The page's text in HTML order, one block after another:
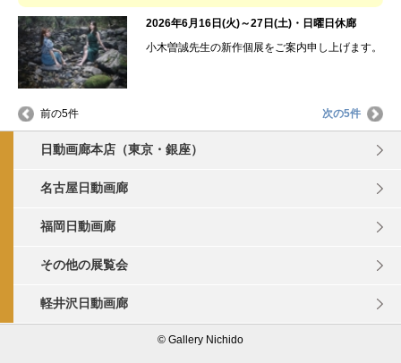
2026年6月16日(火)～27日(土)・日曜日休廊
小木曽誠先生の新作個展をご案内申し上げます。
前の5件 次の5件
日動画廊本店（東京・銀座）
名古屋日動画廊
福岡日動画廊
その他の展覧会
軽井沢日動画廊
© Gallery Nichido